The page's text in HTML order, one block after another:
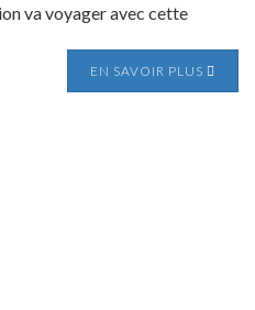
va voyager avec cette
EN SAVOIR PLUS